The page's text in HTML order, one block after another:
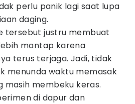
perlu panik lagi saat lupa
daging.
tersebut justru membuat
mantap karena
terus terjaga. Jadi, tidak
menunda waktu memasak
masih membeku keras.
di dapur dan